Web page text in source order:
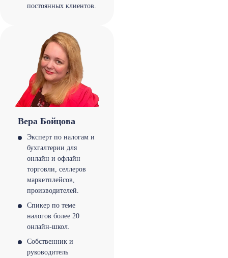
постоянных клиентов.
Вера Бойцова
Эксперт по налогам и
бухгалтерии для
онлайн и офлайн
торговли, селлеров
маркетплейсов,
производителей.
Спикер по теме
налогов более 20
онлайн-школ.
Собственник и
руководитель